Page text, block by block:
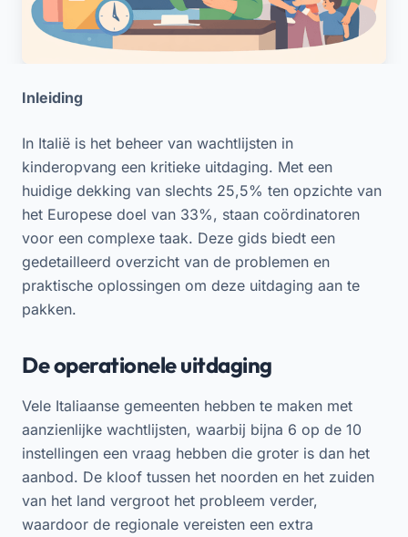
Inleiding
In Italië is het beheer van wachtlijsten in
kinderopvang een kritieke uitdaging. Met een
huidige dekking van slechts 25,5% ten opzichte van
het Europese doel van 33%, staan coördinatoren
voor een complexe taak. Deze gids biedt een
gedetailleerd overzicht van de problemen en
praktische oplossingen om deze uitdaging aan te
pakken.
De operationele uitdaging
Vele Italiaanse gemeenten hebben te maken met
aanzienlijke wachtlijsten, waarbij bijna 6 op de 10
instellingen een vraag hebben die groter is dan het
aanbod. De kloof tussen het noorden en het zuiden
van het land vergroot het probleem verder,
waardoor de regionale vereisten een extra